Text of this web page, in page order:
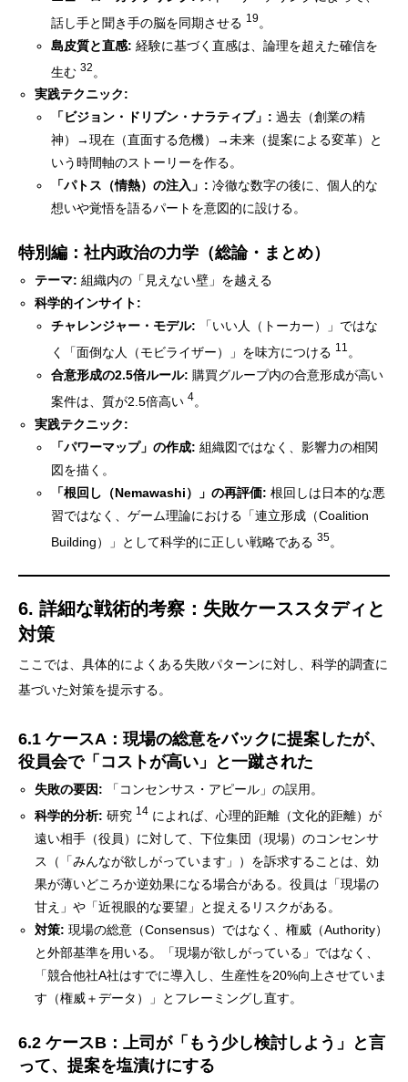
話し手と聞き手の脳を同期させる 19。
島皮質と直感: 経験に基づく直感は、論理を超えた確信を
生む32 。
実践テクニック:
「ビジョン・ドリブン・ナラティブ」: 過去（創業の精
神）→現在（直面する危機）→未来（提案による変革）と
いう時間軸のストーリーを作る。
「パトス（情熱）の注入」: 冷徹な数字の後に、個人的な
想いや覚悟を語るパートを意図的に設ける。
特別編：社内政治の力学（総論・まとめ）
テーマ: 組織内の「見えない壁」を越える
科学的インサイト:
チャレンジャー・モデル: 「いい人（トーカー）」ではな
く「面倒な人（モビライザー）」を味方につける 11 。
合意形成の2.5倍ルール: 購買グループ内の合意形成が高い
案件は、質が2.5倍高い4。
実践テクニック:
「パワーマップ」の作成: 組織図ではなく、影響力の相関
図を描く。
「根回し（Nemawashi）」の再評価: 根回しは日本的な悪
習ではなく、ゲーム理論における「連立形成（Coalition
Building）」として科学的に正しい戦略である35
6. 詳細な戦術的考察：失敗ケーススタディと
対策
ここでは、具体的によくある失敗パターンに対し、科学的調査に
基づいた対策を提示する。
6.1 ケースA：現場の総意をバックに提案したが、
役員会で「コストが高い」と一蹴された
失敗の要因: 「コンセンサス・アピール」の誤用。
科学的分析: 研究 14 によれば、心理的距離（文化的距離）が
遠い相手（役員）に対して、下位集団（現場）のコンセンサ
ス（「みんなが欲しがっています」）を訴求することは、効
果が薄いどころか逆効果になる場合がある。役員は「現場の
甘え」や「近視眼的な要望」と捉えるリスクがある。
対策: 現場の総意（Consensus）ではなく、権威（Authority）
と外部基準を用いる。「現場が欲しがっている」ではなく、
「競合他社A社はすでに導入し、生産性を20%向上させていま
す（権威＋データ）」とフレーミングし直す。
6.2 ケースB：上司が「もう少し検討しよう」と言
って、提案を塩漬けにする